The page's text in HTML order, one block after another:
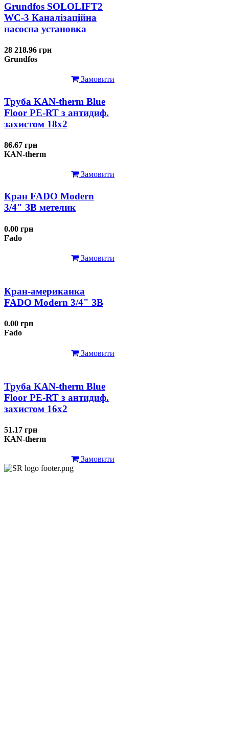
Grundfos SOLOLIFT2
WC-3 Каналізаційна
насосна установка
28 218.96 грн
Grundfos
Замовити
Труба KAN-therm Blue
Floor PE-RT з антидиф.
захистом 18х2
86.67 грн
KAN-therm
Замовити
Кран FADO Modern
3/4" ЗВ метелик
0.00 грн
Fado
Замовити
Кран-американка
FADO Modern 3/4" ЗВ
0.00 грн
Fado
Замовити
Труба KAN-therm Blue
Floor PE-RT з антидиф.
захистом 16х2
51.17 грн
KAN-therm
Замовити